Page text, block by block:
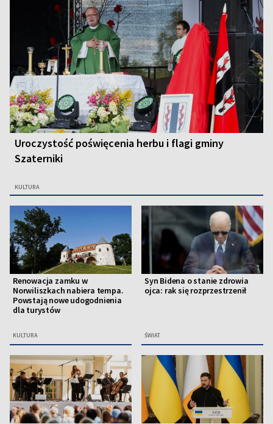
Uroczystość poświęcenia herbu i flagi gminy
Szaterniki
KULTURA
Renowacja zamku w
Norwiliszkach nabiera tempa.
Powstają nowe udogodnienia
dla turystów
KULTURA
Syn Bidena o stanie zdrowia
ojca: rak się rozprzestrzenił
ŚWIAT